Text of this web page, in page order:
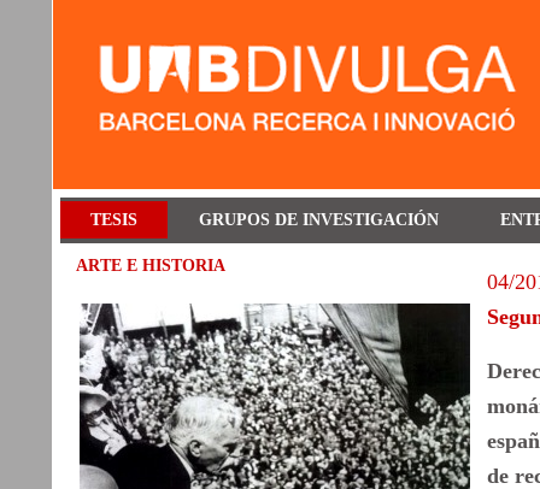
TESIS GRUPOS DE INVESTIGACIÓN
ARTE E HISTORIA
04/
de